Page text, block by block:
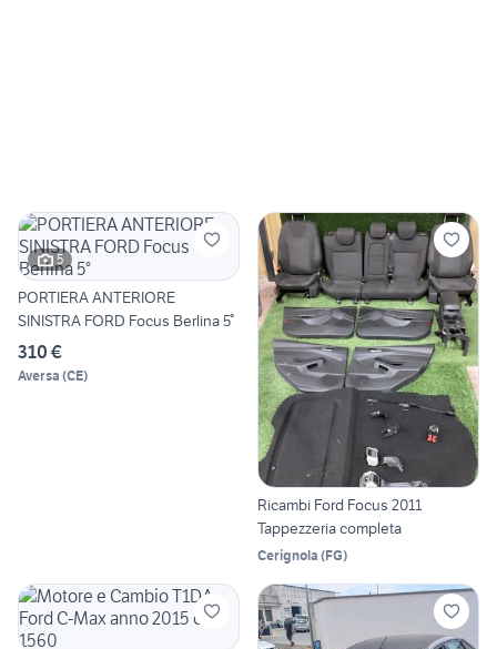
5
PORTIERA ANTERIORE
SINISTRA FORD Focus Berlina 5°
310 €
Aversa (CE)
Ricambi Ford Focus 2011
Tappezzeria completa
Cerignola (FG)